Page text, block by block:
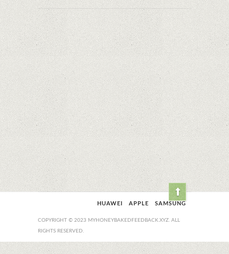
HUAWEI APPLE SAMSUNG
COPYRIGHT © 2023 MYHONEYBAKEDFEEDBACK.XYZ. ALL
RIGHTS RESERVED.